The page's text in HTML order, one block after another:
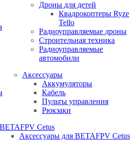
Дроны для детей
Квадрокоптеры Ryze
Tello
Радиоуправляемые дроны
Строительная техника
Радиоуправляемые
автомобили
Аксессуары
Аккумуляторы
Кабель
Пульты управления
Рюкзаки
BETAFPV Cetus
Аксессуары для BETAFPV Cetus